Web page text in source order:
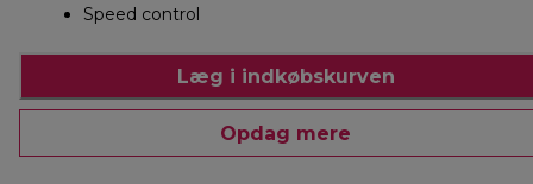
Speed control
Læg i indkøbskurven
Opdag mere